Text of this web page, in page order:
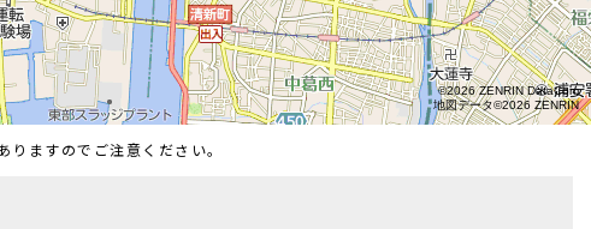
ますのでご注意ください。